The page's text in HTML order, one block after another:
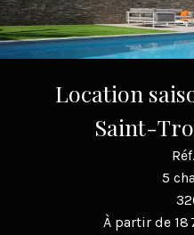
Location
Saint-
5
À partir de 18